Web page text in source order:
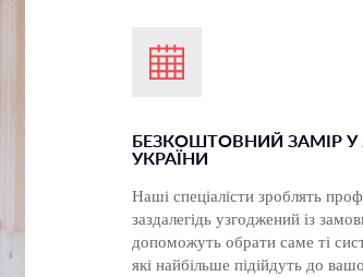
БЕЗКОШТОВНИЙ ЗАМІР У
УКРАЇНИ
Наші спеціалісти зроблять
заздалегідь узгоджений із
допоможуть обрати саме ті
які найбільше підійдуть до